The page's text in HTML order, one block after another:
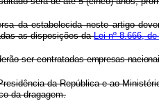
da estabelecida neste artigo
as disposições daLei nº 8.666,
ser contratadasempresas
da República e ao
da dragagem.